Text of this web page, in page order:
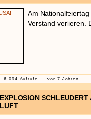
Am
Verstand verlieren.
6.094 Aufrufe vor 7 Jahren
EXPLOSION SCHLEUDERT
LUFT